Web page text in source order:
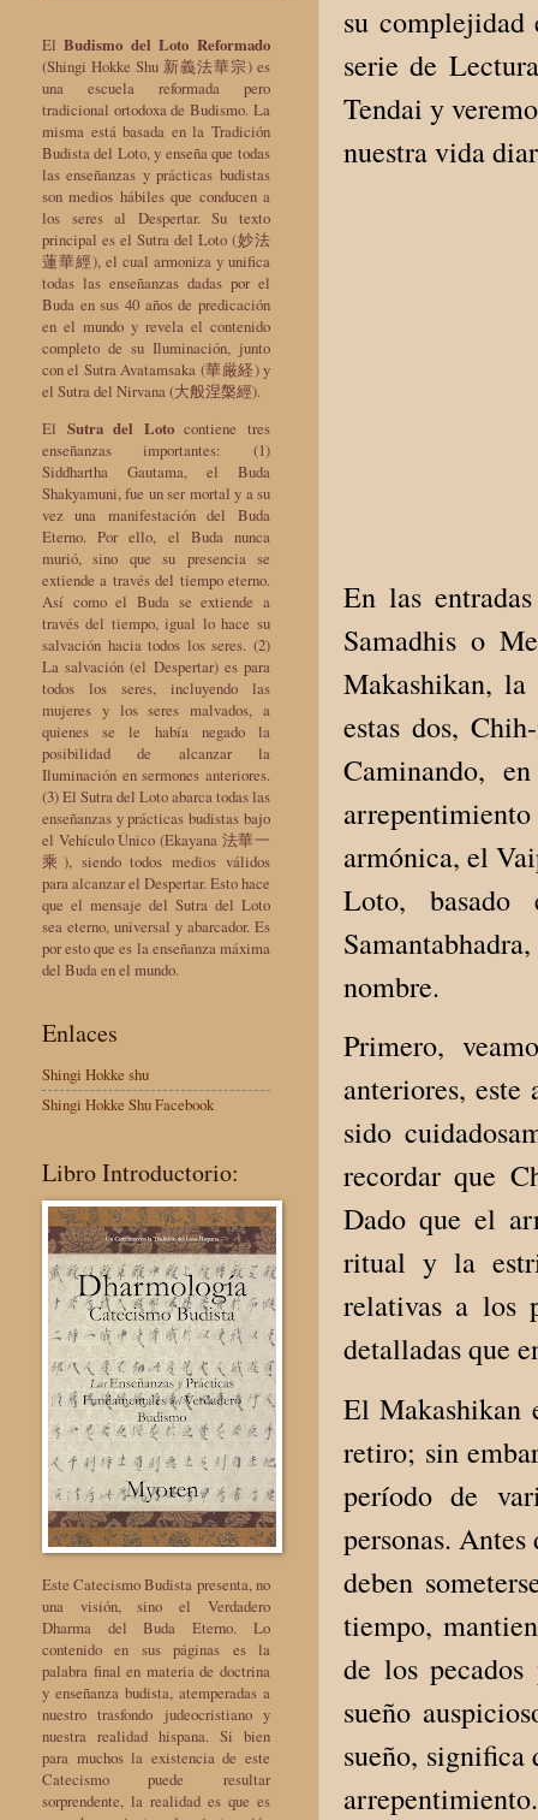
su
serie de
Tendai y
nuestra vida
En las
Samadhis o
Makashikan,
estas dos,
Caminando,
armónica, el
Loto,
nombre.
Primero,
anteriores,
sido
recordar que
Dado que el
ritual y la
relativas a los
detalladas que
El Makashikan
retiro; sin
período de
personas.
deben
tiempo,
de los
sueño
sueño, significa
ElBudismo del Loto Reformado
(Shingi Hokke Shu 新義法華宗) es
una escuela reformada pero
tradicional ortodoxa de Budismo. La
misma está basada en la Tradición
Budista del Loto, y enseña que todas
las enseñanzas y prácticas budistas
son medios hábiles que conducen a
los seres al Despertar. Su texto
principal es el Sutra del Loto (妙法
蓮華經), el cual armoniza y unifica
todas las enseñanzas dadas por el
Buda en sus 40 años de predicación
en el mundo y revela el contenido
completo de su Iluminación, junto
con el Sutra Avatamsaka (華厳経) y
el Sutra del Nirvana (大般涅槃經).
El Sutra del Lotocontiene tres
enseñanzas importantes: (1)
Siddhartha Gautama, el Buda
Shakyamuni, fue un ser mortal y a su
vez una manifestación del Buda
Eterno. Por ello, el Buda nunca
murió, sino que su presencia se
extiende a través del tiempo eterno.
Así como el Buda se extiende a
través del tiempo, igual lo hace su
salvación hacia todos los seres. (2)
La salvación (el Despertar) es para
todos los seres, incluyendo las
mujeres y los seres malvados, a
quienes se le había negado la
posibilidad de alcanzar la
Iluminación en sermones anteriores.
(3) El Sutra del Loto abarca todas las
enseñanzas y prácticas budistas bajo
el Vehículo Único (Ekayana 法華一
乘), siendo todos medios válidos
para alcanzar el Despertar. Esto hace
que el mensaje del Sutra del Loto
sea eterno, universal y abarcador. Es
por esto que es la enseñanza máxima
del Buda en el mundo.
Enlaces
Shingi Hokke shu
Shingi Hokke Shu Facebook
Libro Introductorio:
Este Catecismo Budista presenta, no
una visión, sino el Verdadero
Dharma del Buda Eterno. Lo
contenido en sus páginas es la
palabra final en materia de doctrina
y enseñanza budista, atemperadas a
nuestro trasfondo judeocristiano y
nuestra realidad hispana. Si bien
para muchos la existencia de este
Catecismo puede resultar
sorprendente, la realidad es que es